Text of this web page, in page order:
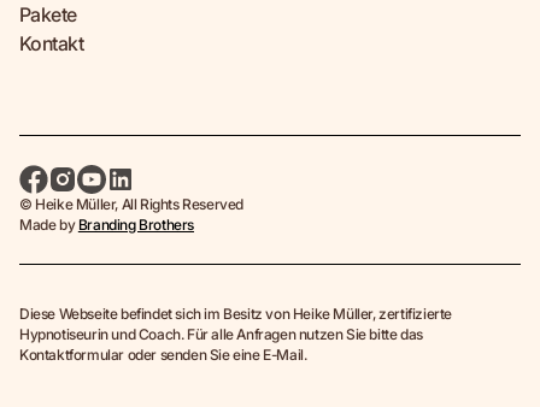
Pakete
Kontakt
© Heike Müller, All Rights Reserved
Made by Branding Brothers
Diese Webseite befindet sich im Besitz von Heike Müller, zertifizierte
Hypnotiseurin und Coach. Für alle Anfragen nutzen Sie bitte das
Kontaktformular oder senden Sie eine E-Mail.